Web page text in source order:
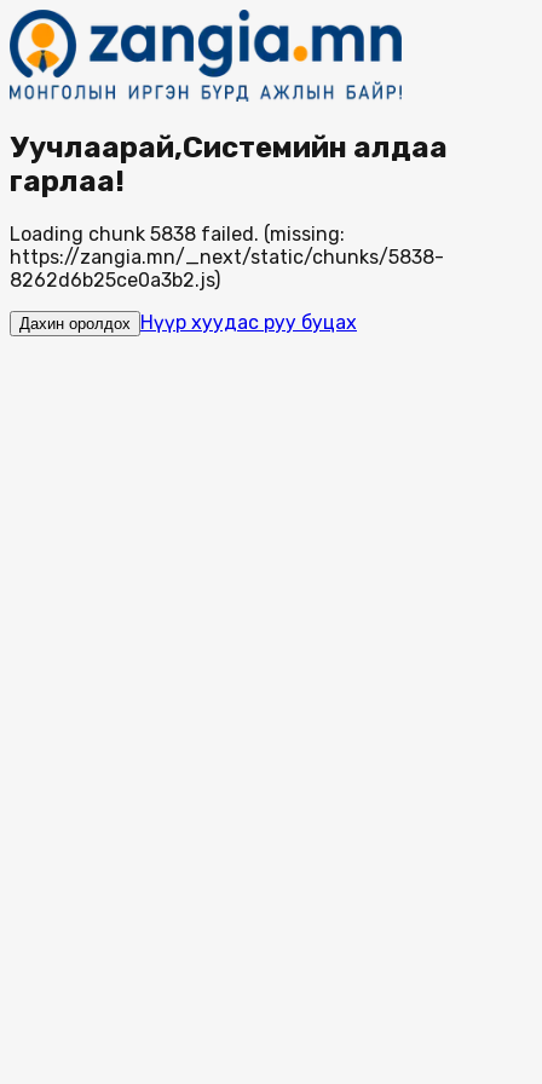
Уучлаарай,Системийн алдаа
гарлаа!
Loading chunk 5838 failed. (missing:
https://zangia.mn/_next/static/chunks/5838-
8262d6b25ce0a3b2.js)
Дахин оролдох Нүүр хуудас руу буцах